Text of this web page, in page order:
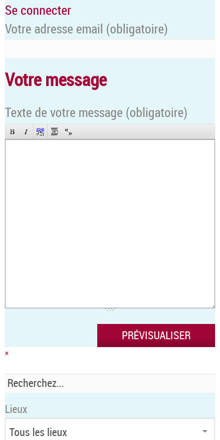
Se connecter
Votre adresse email (obligatoire)
Votre message
Texte de votre message (obligatoire)
×
Lieux